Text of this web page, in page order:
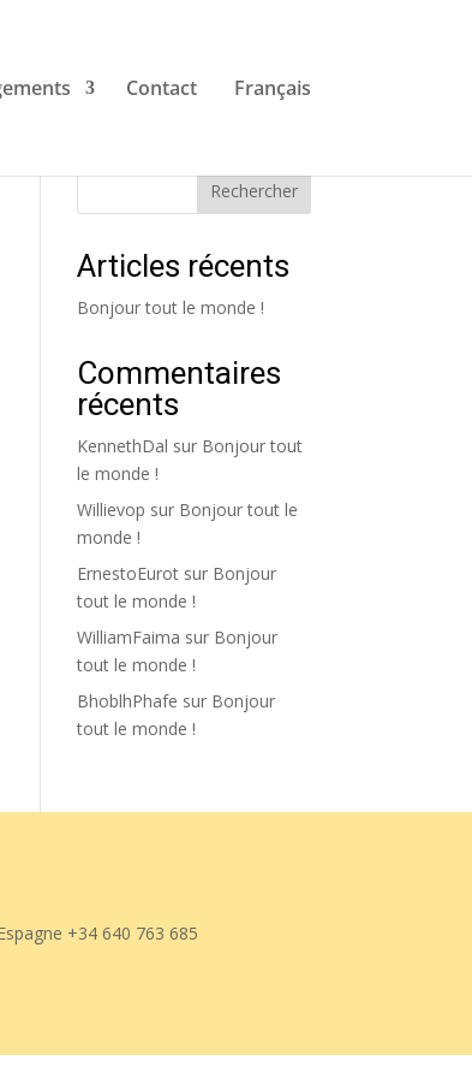
Contact Français
Rechercher
Articles récents
Bonjour tout le monde !
Commentaires
récents
KennethDal sur Bonjour tout
le monde !
Willievop sur Bonjour tout le
monde !
ErnestoEurot sur Bonjour
tout le monde !
WilliamFaima sur Bonjour
tout le monde !
BhoblhPhafe sur Bonjour
tout le monde !
+34 640 763 685